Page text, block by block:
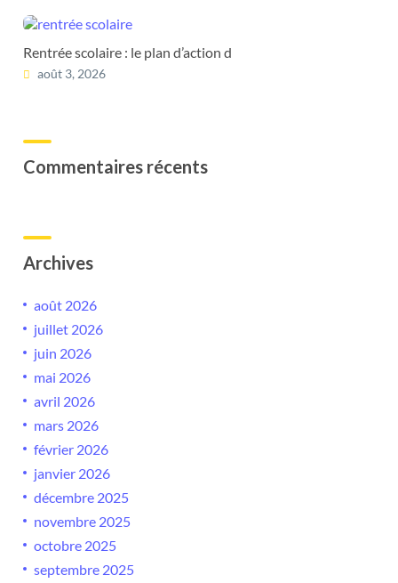
Rentrée scolaire : le plan d’action d
août 3, 2026
Commentaires récents
Archives
août 2026
juillet 2026
juin 2026
mai 2026
avril 2026
mars 2026
février 2026
janvier 2026
décembre 2025
novembre 2025
octobre 2025
septembre 2025